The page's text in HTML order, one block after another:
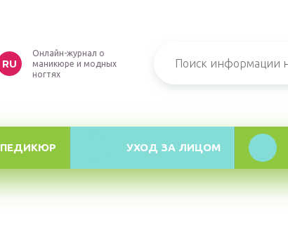
RU
Онлайн-журнал о
маникюре и модных
ногтях
ПЕДИКЮР УХОД ЗА ЛИЦОМ